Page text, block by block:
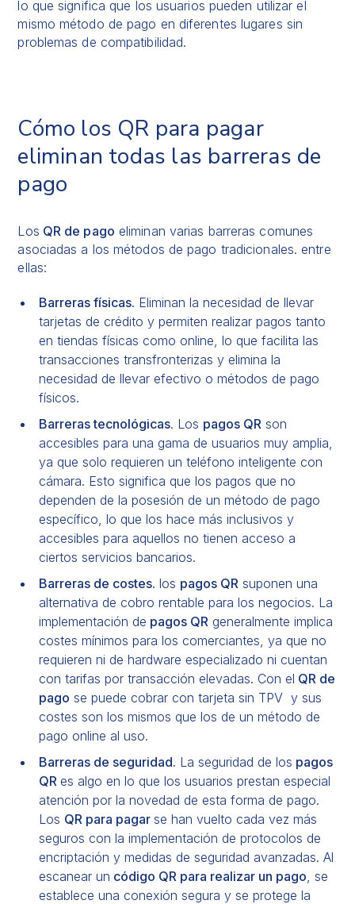
lo que significa que los usuarios pueden utilizar el
mismo método de pago en diferentes lugares sin
problemas de compatibilidad.
Cómo los QR para pagar
eliminan todas las barreras de
pago
Los QR de pago eliminan varias barreras comunes
asociadas a los métodos de pago tradicionales. entre
ellas:
Barreras físicas. Eliminan la necesidad de llevar
tarjetas de crédito y permiten realizar pagos tanto
en tiendas físicas como online, lo que facilita las
transacciones transfronterizas y elimina la
necesidad de llevar efectivo o métodos de pago
físicos.
Barreras tecnológicas. Los pagos QR son
accesibles para una gama de usuarios muy amplia,
ya que solo requieren un teléfono inteligente con
cámara. Esto significa que los pagos que no
dependen de la posesión de un método de pago
específico, lo que los hace más inclusivos y
accesibles para aquellos no tienen acceso a
ciertos servicios bancarios.
Barreras de costes. los pagos QR suponen una
alternativa de cobro rentable para los negocios. La
implementación de pagos QR generalmente implica
costes mínimos para los comerciantes, ya que no
requieren ni de hardware especializado ni cuentan
con tarifas por transacción elevadas. Con el QR de
pago se puedecobrar con tarjeta sin TPV y sus
costes son los mismos que los de un método de
pago online al uso.
Barreras de seguridad. La seguridad de los pagos
QRes algo en lo que los usuarios prestan especial
atención por la novedad de esta forma de pago.
Los QR para pagarse han vuelto cada vez más
seguros con la implementación de protocolos de
encriptación y medidas de seguridad avanzadas. Al
escanear un código QR para realizar un pago , se
establece una conexión segura y se protege la